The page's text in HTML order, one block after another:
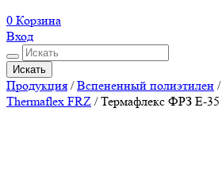
0 Корзина
Вход
Искать
Продукция /Вспененный полиэтилен /
Thermaflex FRZ /Термафлекс ФРЗ E-35